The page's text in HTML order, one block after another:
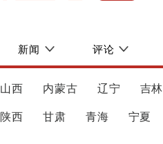
新闻 评论
山西 内蒙古 辽宁 吉林
陕西 甘肃 青海 宁夏